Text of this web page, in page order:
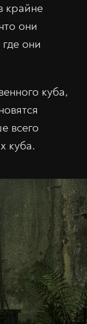
крайне
они
они
куба,
всего
куба.